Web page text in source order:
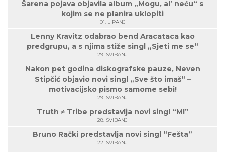
Šarena pojava objavila album „Mogu, al’ neću“ s
kojim se ne planira uklopiti
01. LIPANJ
Lenny Kravitz odabrao bend Aracataca kao
predgrupu, a s njima stiže singl „Sjeti me se“
29. SVIBANJ
Nakon pet godina diskografske pauze, Neven
Stipčić objavio novi singl „Sve što imaš“ –
motivacijsko pismo samome sebi!
29. SVIBANJ
Truth ≠ Tribe predstavlja novi singl “M!”
28. SVIBANJ
Bruno Rački predstavlja novi singl “Fešta”
22. SVIBANJ